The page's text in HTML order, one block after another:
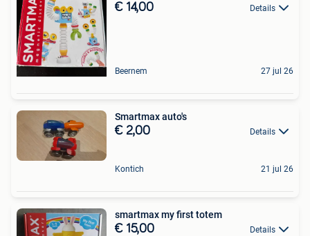
€ 14,00 Details
Beernem 27 jul 26
Smartmax auto's
€ 2,00 Details
Kontich 21 jul 26
smartmax my first totem
€ 15,00 Details